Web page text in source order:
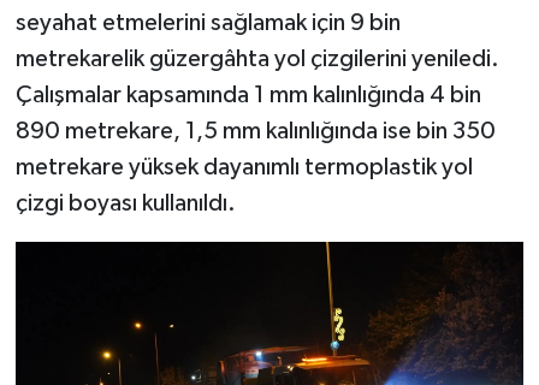
seyahat etmelerini sağlamak için 9 bin
metrekarelik güzergâhta yol çizgilerini yeniledi.
Çalışmalar kapsamında 1 mm kalınlığında 4 bin
890 metrekare, 1,5 mm kalınlığında ise bin 350
metrekare yüksek dayanımlı termoplastik yol
çizgi boyası kullanıldı.